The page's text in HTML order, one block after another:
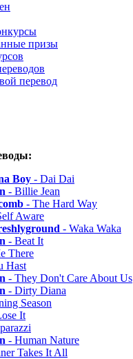
призы
перевод
Boy - Dai Dai
- Billie Jean
- The Hard Way
Aware
- Waka Waka
- Beat It
There
Hast
- They Don't Care About Us
- Dirty Diana
Season
It
- Human Nature
Takes It All